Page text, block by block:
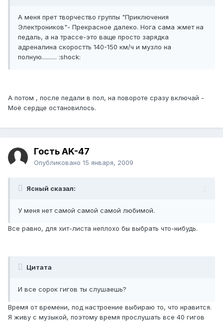
А меня прет творчество группы "Приключения
Электроников"- Прекрасное далеко. Нога сама жмет на
педаль, а на трассе-это ваще просто зарядка
адреналина скоростть 140-150 км/ч и музло на
полную.......... :shock:
А потом , после педали в пол, на повороте сразу включай -
Моё сердце остановилось.
Гость AK-47
Опубликовано 15 января, 2009
Ясный сказал:
У меня нет самой самой самой любимой.
Все равно, для хит-листа неплохо бы выбрать что-нибудь.
Цитата
И все сорок гигов ты слушаешь?
Время от времени, под настроение выбираю то, что нравится.
Я живу с музыкой, поэтому время прослушать все 40 гигов